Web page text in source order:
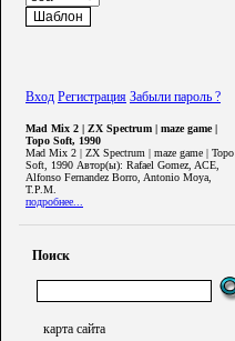
Вход Регистрация Забыли пароль ?
Mad Mix 2 | ZX Spectrum | maze game |
Topo Soft, 1990
Mad Mix 2 | ZX Spectrum | maze game | Topo
Soft, 1990 Автор(ы): Rafael Gomez, ACE,
Alfonso Fernandez Borro, Antonio Moya,
T.P.M.
подробнее...
Поиск
карта сайта